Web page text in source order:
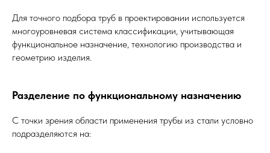
Для точного подбора труб в проектировании используется
многоуровневая система классификации, учитывающая
функциональное назначение, технологию производства и
геометрию изделия.
Разделение по функциональному назначению
С точки зрения области применения трубы из стали условно
подразделяются на: